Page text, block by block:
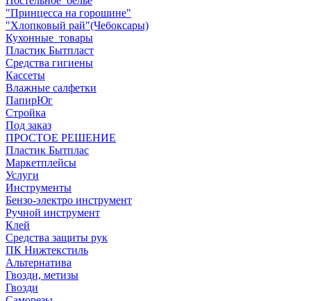
"Принцесса на горошине"
"Хлопковый рай"(Чебоксары)
Кухонные_товары
Пластик Бытпласт
Средства гигиены
Кассеты
Влажные салфетки
ПапирЮг
Стройка
Под заказ
ПРОСТОЕ РЕШЕНИЕ
Пластик Бытплас
Маркетплейсы
Услуги
Инструменты
Бензо-электро инструмент
Ручной инструмент
Клей
Средства защиты рук
ПК Нижтекстиль
Альтернатива
Гвозди, метизы
Гвозди